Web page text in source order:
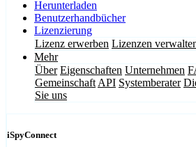
Herunterladen
Benutzerhandbücher
Lizenzierung
Lizenz erwerben Lizenzen
Mehr
Über Eigenschaften Unternehmen
Gemeinschaft API Systemberater
Sie uns
iSpyConnect